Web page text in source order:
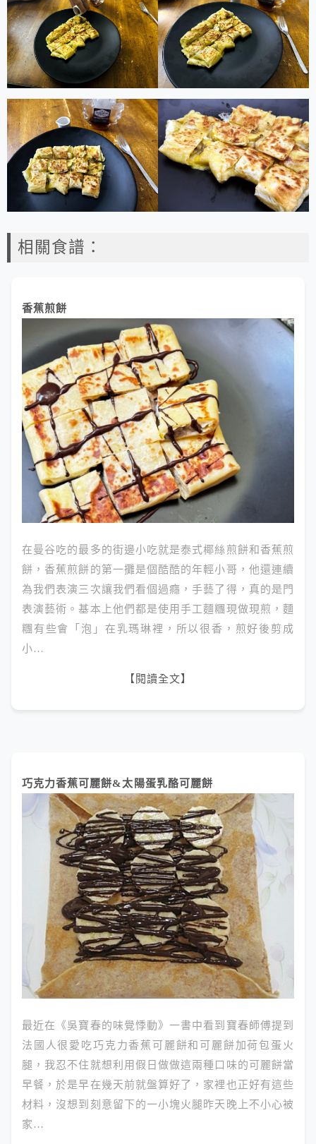
相關食譜：
香蕉煎餅
在曼谷吃的最多的街邊小吃就是泰式椰絲煎餅和香蕉煎
餅，香蕉煎餅的第一攤是個酷酷的年輕小哥，他還連續
為我們表演三次讓我們看個過癮，手藝了得，真的是門
表演藝術。基本上他們都是使用手工麵糰現做現煎，麵
糰有些會「泡」在乳瑪琳裡，所以很香，煎好後剪成
小…
【閱讀全文】
巧克力香蕉可麗餅&太陽蛋乳酪可麗餅
最近在《吳寶春的味覺悸動》一書中看到寶春師傅提到
法國人很愛吃巧克力香蕉可麗餅和可麗餅加荷包蛋火
腿，我忍不住就想利用假日做做這兩種口味的可麗餅當
早餐，於是早在幾天前就盤算好了，家裡也正好有這些
材料，沒想到刻意留下的一小塊火腿昨天晚上不小心被
家…